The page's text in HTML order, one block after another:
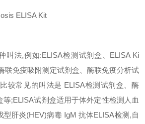
ELISA Kit
叫法,例如:ELISA检测试剂盒、 ELISA Ki
联免疫吸附测定试剂盒、酶联免疫分析试
比较常见的叫法是 ELISA检测试剂盒、酶
等;ELISA试剂盒适用于体外定性检测人血
型肝炎(HEV)病毒 IgM抗体ELISA检测 ,自